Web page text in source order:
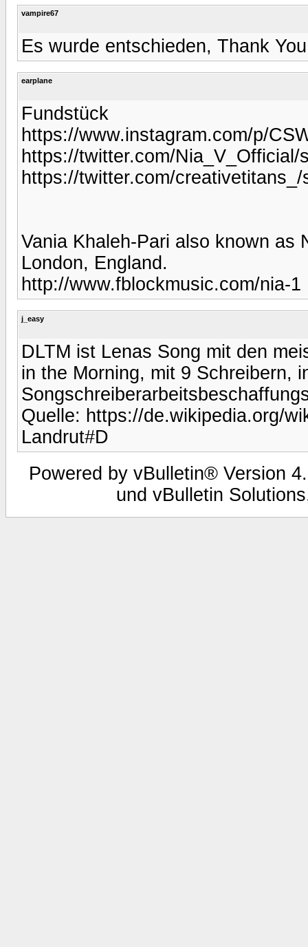
vampire67
Es wurde entschieden, Thank
earplane
Fundstück
https://www.instagram.com/p/
https://twitter.com/Nia_V_Official/
https://twitter.com/
Vania Khaleh-Pari also known as
London, England.
http://www.fblockmusic.com/nia-1
j_easy
DLTM ist Lenas Song mit den
in the Morning, mit 9 Schreibern,
Quelle: https://de.wikipedia.org/
Landrut#D
Powered by vBulletin® Version
und vBulletin